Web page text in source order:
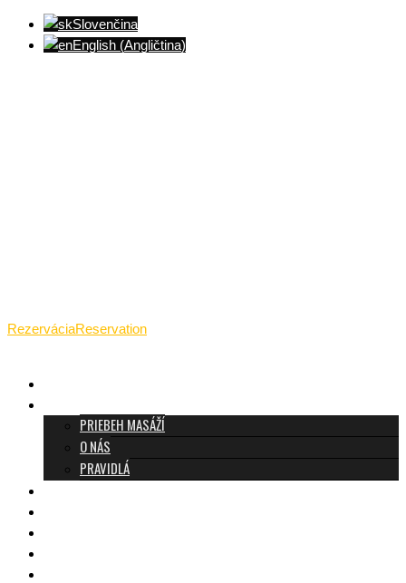
Slovenčina
English (Angličtina)
RezerváciaReservation
PRIEBEH MASÁŽÍ
O NÁS
PRAVIDLÁ